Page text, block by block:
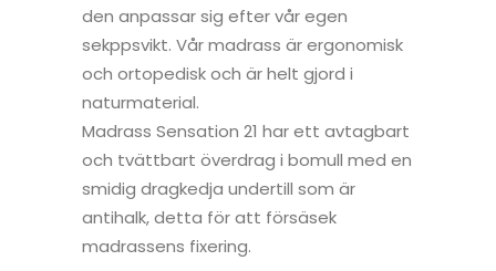
den anpassar sig efter vår egen
sekppsvikt. Vår madrass är ergonomisk
och ortopedisk och är helt gjord i
naturmaterial.
Madrass Sensation 21 har ett avtagbart
och tvättbart överdrag i bomull med en
smidig dragkedja undertill som är
antihalk, detta för att försäsek
madrassens fixering.